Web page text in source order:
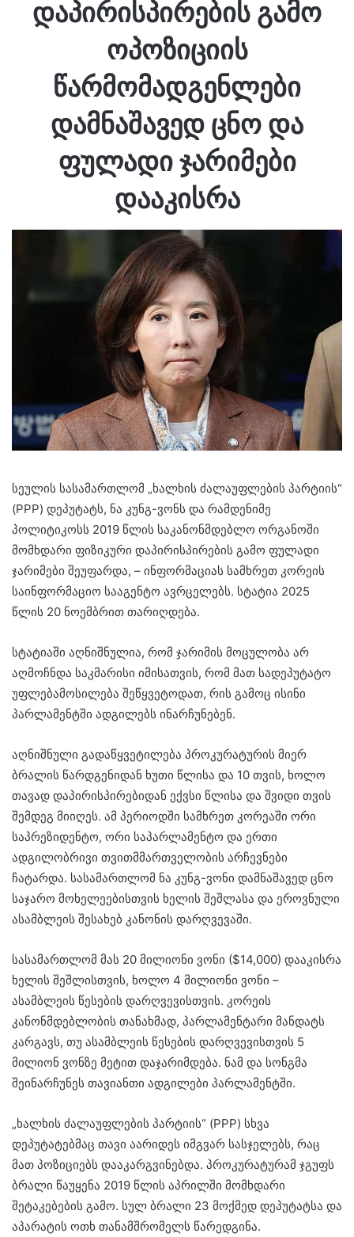
დაპირისპირების გამო
ოპოზიციის
წარმომადგენლები
დამნაშავედ ცნო და
ფულადი ჯარიმები
დააკისრა
სეულის სასამართლომ „ხალხის ძალაუფლების პარტიის“
(PPP) დეპუტატს, ნა კუნგ-ვონს და რამდენიმე
პოლიტიკოსს 2019 წლის საკანონმდებლო ორგანოში
მომხდარი ფიზიკური დაპირისპირების გამო ფულადი
ჯარიმები შეუფარდა, – ინფორმაციას სამხრეთ კორეის
საინფორმაციო სააგენტო ავრცელებს. სტატია 2025
წლის 20 ნოემბრით თარიღდება.
სტატიაში აღნიშნულია, რომ ჯარიმის მოცულობა არ
აღმოჩნდა საკმარისი იმისათვის, რომ მათ სადეპუტატო
უფლებამოსილება შეწყვეტოდათ, რის გამოც ისინი
პარლამენტში ადგილებს ინარჩუნებენ.
აღნიშნული გადაწყვეტილება პროკურატურის მიერ
ბრალის წარდგენიდან ხუთი წლისა და 10 თვის, ხოლო
თავად დაპირისპირებიდან ექვსი წლისა და შვიდი თვის
შემდეგ მიიღეს. ამ პერიოდში სამხრეთ კორეაში ორი
საპრეზიდენტო, ორი საპარლამენტო და ერთი
ადგილობრივი თვითმმართველობის არჩევნები
ჩატარდა. სასამართლომ ნა კუნგ-ვონი დამნაშავედ ცნო
საჯარო მოხელეებისთვის ხელის შეშლასა და ეროვნული
ასამბლეის შესახებ კანონის დარღვევაში.
სასამართლომ მას 20 მილიონი ვონი ($14,000) დააკისრა
ხელის შეშლისთვის, ხოლო 4 მილიონი ვონი –
ასამბლეის წესების დარღვევისთვის. კორეის
კანონმდებლობის თანახმად, პარლამენტარი მანდატს
კარგავს, თუ ასამბლეის წესების დარღვევისთვის 5
მილიონ ვონზე მეტით დაჯარიმდება. ნამ და სონგმა
შეინარჩუნეს თავიანთი ადგილები პარლამენტში.
„ხალხის ძალაუფლების პარტიის“ (PPP) სხვა
დეპუტატებმაც თავი აარიდეს იმგვარ სასჯელებს, რაც
მათ პოზიციებს დააკარგვინებდა. პროკურატურამ ჯგუფს
ბრალი წაუყენა 2019 წლის აპრილში მომხდარი
შეტაკებების გამო. სულ ბრალი 23 მოქმედ დეპუტატსა და
აპარატის ოთხ თანამშრომელს წარედგინა.